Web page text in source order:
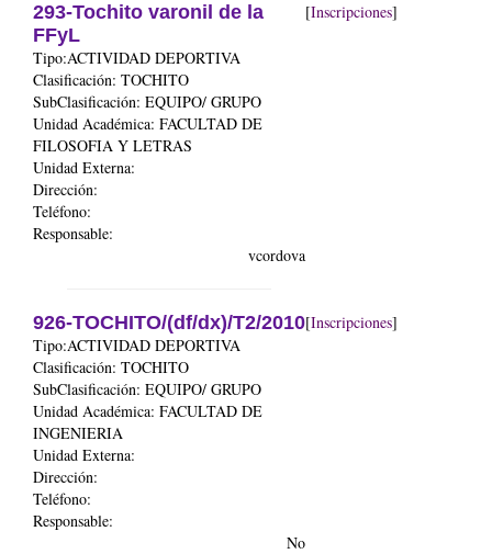
293-Tochito varonil de la
FFyL
Tipo:ACTIVIDAD DEPORTIVA
Clasificación: TOCHITO
SubClasificación: EQUIPO/ GRUPO
Unidad Académica: FACULTAD DE
FILOSOFIA Y LETRAS
Unidad Externa:
Dirección:
Teléfono:
Responsable:
vcordova
[Inscripciones]
926-TOCHITO/(df/dx)/T2/2010
Tipo:ACTIVIDAD DEPORTIVA
Clasificación: TOCHITO
SubClasificación: EQUIPO/ GRUPO
Unidad Académica: FACULTAD DE
INGENIERIA
Unidad Externa:
Dirección:
Teléfono:
Responsable:
No
[Inscripciones]